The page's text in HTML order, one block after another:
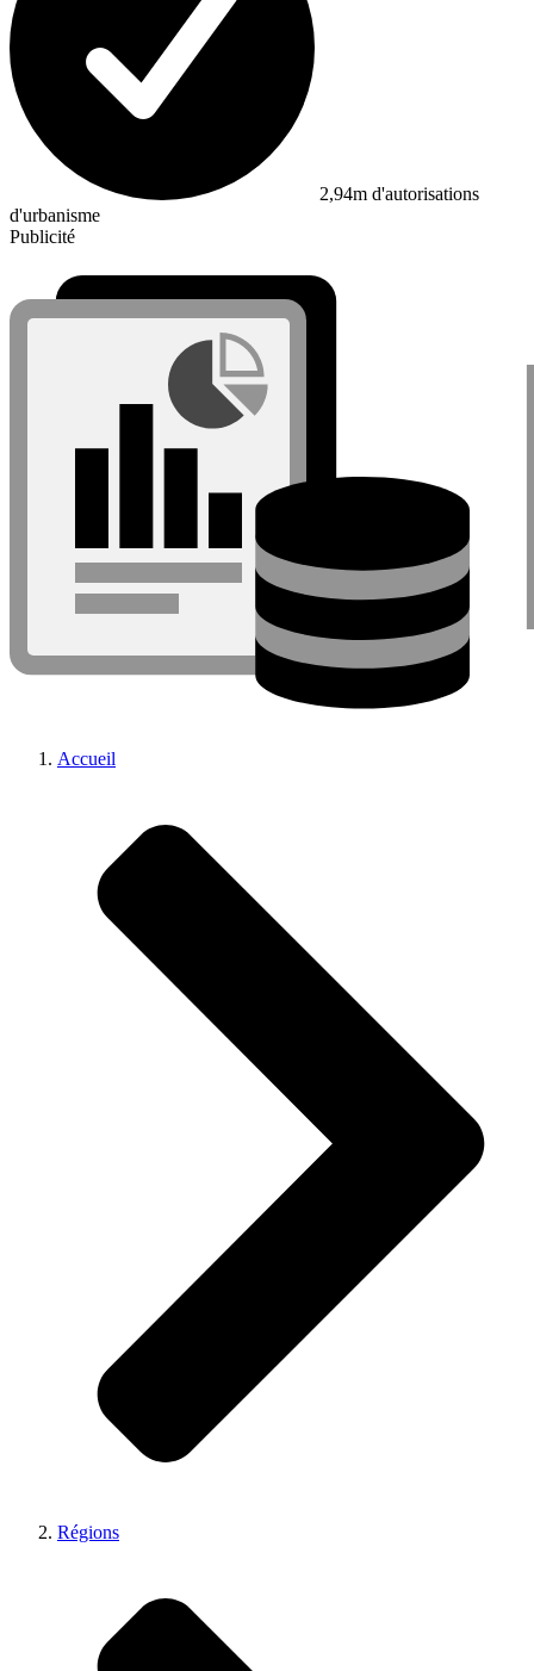
2,94m d'autorisations
d'urbanisme
Publicité
Accueil
Régions